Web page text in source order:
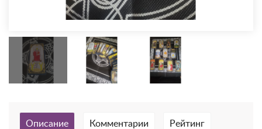
Описание Комментарии Рейтинг